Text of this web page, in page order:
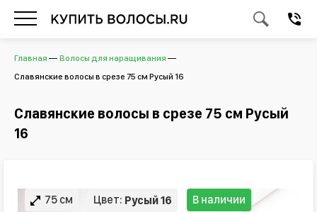
Главная
Волосы для наращивания
Славянские волосы в срезе 75 см Русый 16
Славянские волосы в срезе 75 см Русый
16
75 см Цвет: Русый 16 В наличии